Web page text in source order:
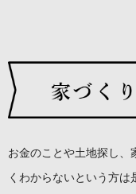
お金のことや土地探し、
くわからないという方は